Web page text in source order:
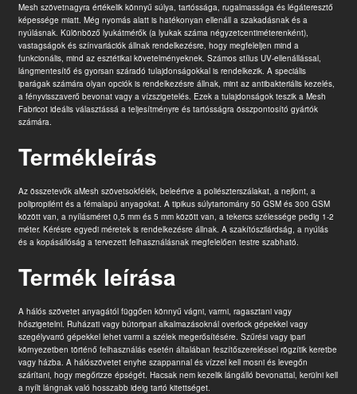
Mesh szövetnagyra értékelik könnyű súlya, tartóssága, rugalmassága és légáteresztő
képessége miatt. Még nyomás alatt is hatékonyan ellenáll a szakadásnak és a
nyúlásnak. Különböző lyukátmérők (a lyukak száma négyzetcentiméterenként),
vastagságok és színvariációk állnak rendelkezésre, hogy megfeleljen mind a
funkcionális, mind az esztétikai követelményeknek. Számos stílus UV-ellenállással,
lángmentesítő és gyorsan száradó tulajdonságokkal is rendelkezik. A speciális
iparágak számára olyan opciók is rendelkezésre állnak, mint az antibakteriális kezelés,
a fényvisszaverő bevonat vagy a vízszigetelés. Ezek a tulajdonságok teszik a Mesh
Fabricot ideális választássá a teljesítményre és tartósságra összpontosító gyártók
számára.
Termékleírás
Az összetevők aMesh szövetsokfélék, beleértve a poliészterszálakat, a nejlont, a
polipropilént és a fémalapú anyagokat. A tipikus súlytartomány 50 GSM és 300 GSM
között van, a nyílásméret 0,5 mm és 5 mm között van, a tekercs szélessége pedig 1-2
méter. Kérésre egyedi méretek is rendelkezésre állnak. A szakítószilárdság, a nyúlás
és a kopásállóság a tervezett felhasználásnak megfelelően testre szabható.
Termék leírása
A hálós szövetet anyagától függően könnyű vágni, varrni, ragasztani vagy
hőszigetelni. Ruházati vagy bútoripari alkalmazásoknál overlock gépekkel vagy
szegélyvarró gépekkel lehet varrni a szélek megerősítésére. Szűrési vagy ipari
környezetben történő felhasználás esetén általában feszítőszereléssel rögzítik keretbe
vagy házba. A hálószövetet enyhe szappannal és vízzel kell mosni és levegőn
szárítani, hogy megőrizze épségét. Hacsak nem kezelik lángálló bevonattal, kerülni kell
a nyílt lángnak való hosszabb ideig tartó kitettséget.